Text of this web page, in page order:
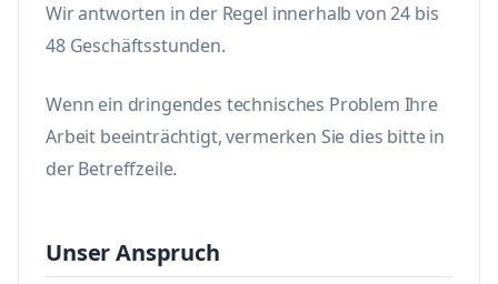
Wir antworten in der Regel innerhalb von 24 bis
48 Geschäftsstunden.
Wenn ein dringendes technisches Problem Ihre
Arbeit beeinträchtigt, vermerken Sie dies bitte in
der Betreffzeile.
Unser Anspruch